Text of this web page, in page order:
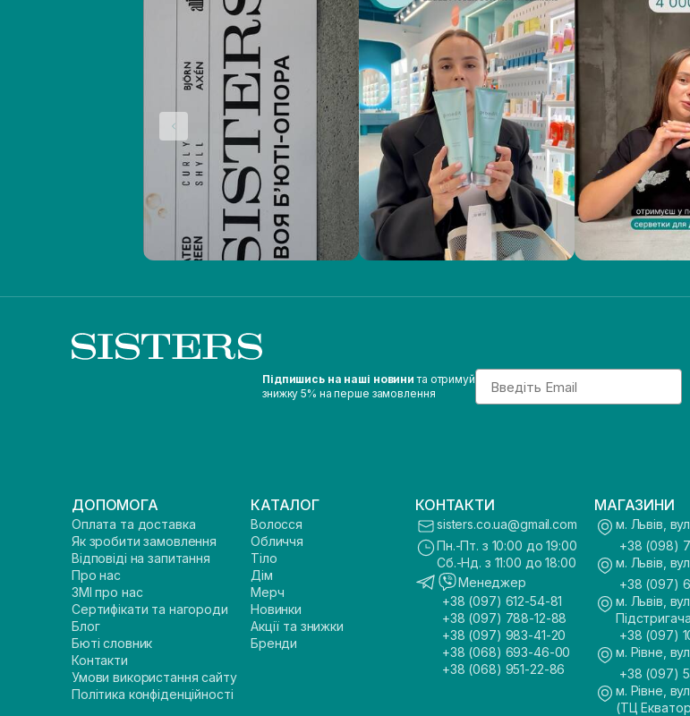
Підпишись на наші новини та отримуй
знижку 5% на перше замовлення
Email
ДОПОМОГА
Оплата та доставка
Як зробити замовлення
Відповіді на запитання
Про нас
ЗМІ про нас
Сертифікати та нагороди
Блог
Бюті словник
Контакти
Умови використання сайту
Політика конфіденційності
КАТАЛОГ
Волосся
Обличчя
Тіло
Дім
Мерч
Новинки
Акції та знижки
Бренди
КОНТАКТИ
sisters.co.ua@gmail.com
Пн.-Пт. з 10:00 до 19:00
Сб.-Нд. з 11:00 до 18:00
Менеджер
+38 (097) 612-54-81
+38 (097) 788-12-88
+38 (097) 983-41-20
+38 (068) 693-46-00
+38 (068) 951-22-86
МАГАЗИНИ
м. Львів,
+38 (098)
м. Львів,
+38 (097)
м. Львів,
+38 (097)
м. Рівне,
+38 (097)
м. Рівне,
(ТЦ